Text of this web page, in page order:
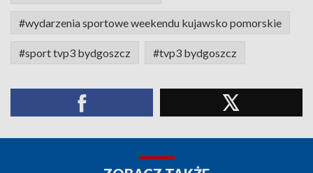
#wydarzenia sportowe weekendu kujawsko pomorskie
#sport tvp3 bydgoszcz #tvp3 bydgoszcz